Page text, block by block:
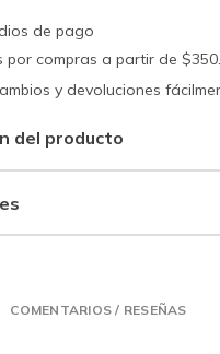
de pago
por compras a partir de
y devoluciones
del producto
COMENTARIOS / RESEÑAS